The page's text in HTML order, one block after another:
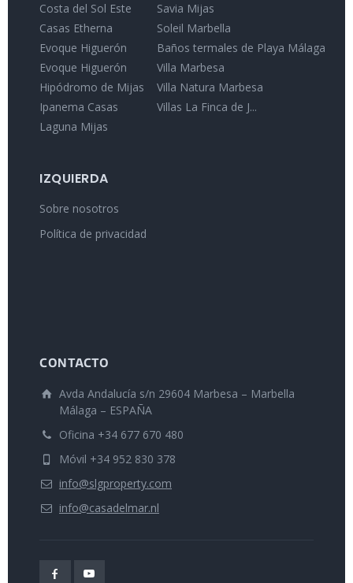
Costa del Sol Este
Casas Etherna
Evoque Higuerón
Evoque Higuerón
Hipódromo de Mijas
Ipanema Casas
Laguna Mijas
Savia Mijas
Soleil Marbella
Baños termales de Playa Málaga
Villa Marbesa
Villa Natura Marbesa
Villas La Finca de J...
IZQUIERDA
Sobre nosotros
Política de privacidad
CONTACTO
Avda Andalucía s/n 29604 Marbesa – Marbella
Málaga – ESPAÑA
Oficina +34 677 670 480
Móvil +34 952 830 378
info@slgproperty.com
info@casadelmar.nl